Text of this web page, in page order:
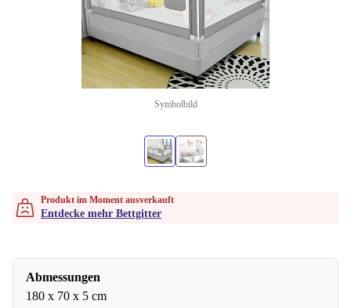
Symbolbild
Produkt im Moment ausverkauft
Entdecke mehr Bettgitter
Abmessungen
180 x 70 x 5 cm